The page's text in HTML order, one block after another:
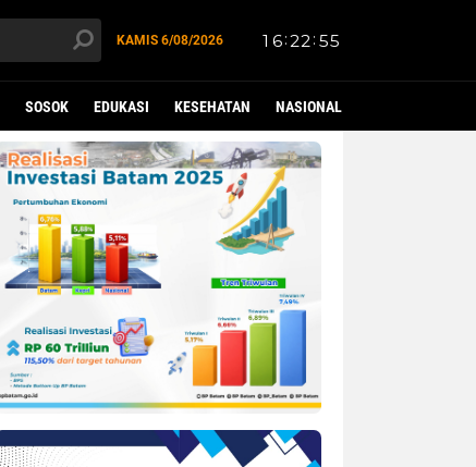
KAMIS 6/08/2026
SOSOK EDUKASI KESEHATAN NASIONAL